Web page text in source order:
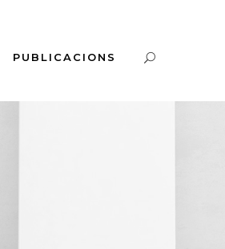
PUBLICACIONS